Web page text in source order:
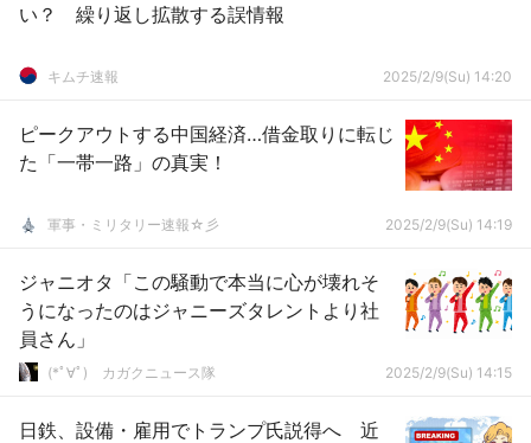
い？ 繰り返し拡散する誤情報
キムチ速報 2025/2/9(Su) 14:20
ピークアウトする中国経済…借金取りに転じ
た「一帯一路」の真実！
軍事・ミリタリー速報☆彡 2025/2/9(Su) 14:19
ジャニオタ「この騒動で本当に心が壊れそ
うになったのはジャニーズタレントより社
員さん」
(*ﾟ∀ﾟ)ゞカガクニュース隊 2025/2/9(Su) 14:15
日鉄、設備・雇用でトランプ氏説得へ 近